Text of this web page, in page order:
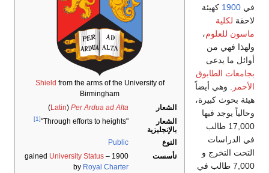
Shield from the arms of the University of
Birmingham
الشعار
Per Ardua ad Alta
(
Latin
)
الشعار
بالإنجليزية
"Through efforts to heights"
[1]
النوع
Public
تأسست
1900 – gained
University Status
by Royal Charter
في 1900 كهيئة
لاحقة لكلية
ماسون للعلوم،
ولهذا فهي من
أوائل ما يدعى
بجامعات الطابوق
الأحمر
. وهي أيضاً
هيئة بحوث كبيرة،
وحالياً يوجد فيها
17,000 طالب
في الدراسات
التحت التخرج و
7,000 طالب في